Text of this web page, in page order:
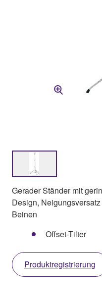
Gerader Ständer mit
Design,
Beinen
Offset-Tilter
Produktregistrierung